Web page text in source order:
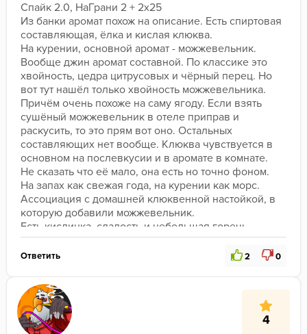
Спайк 2.0, НаГрани 2 + 2x25
Из банки аромат похож на описание. Есть спиртовая
составляющая, ёлка и кислая клюква.
На курении, основной аромат - можжевельник.
Вообще джин аромат составной. По классике это
хвойность, цедра цитрусовых и чёрный перец. Но
вот тут нашёл только хвойность можжевельника.
Причём очень похоже на саму ягоду. Если взять
сушёный можжевельник в отеле приправ и
раскусить, то это прям вот оно. Остальных
составляющих нет вообще. Клюква чувствуется в
основном на послевкусии и в аромате в комнате.
Не сказать что её мало, она есть но точно фоном.
На запах как свежая года, на курении как морс.
Ассоциация с домашней клюквенной настойкой, в
которую добавили можжевельник.
Есть кислинка, сладость и небольшая горечь.
Баланс хороший
ядрено, сбалансированно. И можно было бы даже 4
поставить, но вот на 30 минуте клюква
попрощалась и свалила в закат. А вместо неё
появился аромат какого то мокрого картона. Судя
Ответить 2 0
4